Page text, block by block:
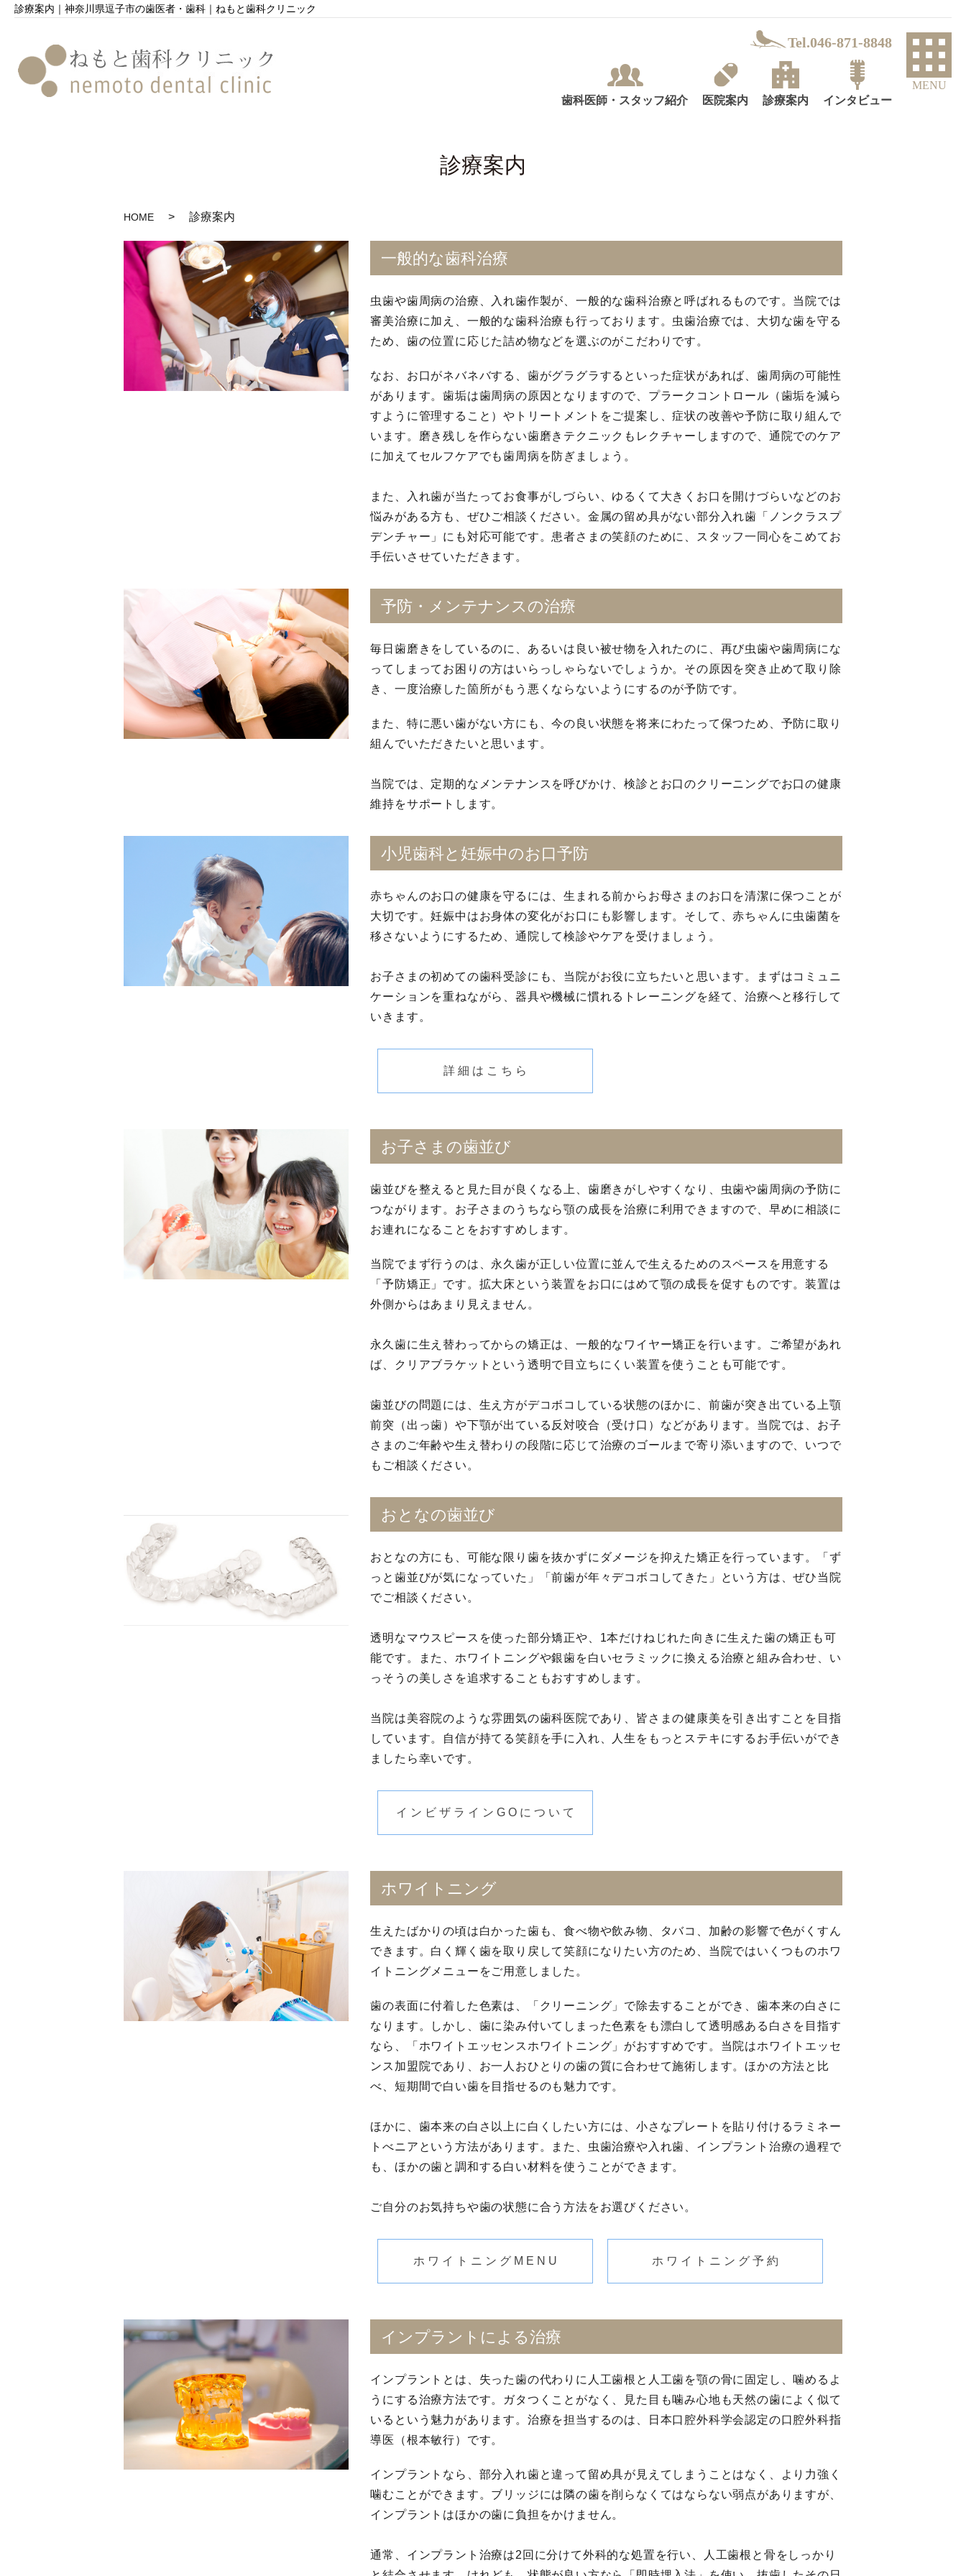
診療案内｜神奈川県逗子市の歯医者・歯科｜ねもと歯科クリニック
Tel.046-871-8848
歯科医師・スタッフ紹介 医院案内 診療案内 インタビュー
MENU
診療案内
HOME 診療案内
一般的な歯科治療
虫歯や歯周病の治療、入れ歯作製が、一般的な歯科治療と呼ばれるものです。当院では
審美治療に加え、一般的な歯科治療も行っております。虫歯治療では、大切な歯を守る
ため、歯の位置に応じた詰め物などを選ぶのがこだわりです。
なお、お口がネバネバする、歯がグラグラするといった症状があれば、歯周病の可能性
があります。歯垢は歯周病の原因となりますので、プラークコントロール（歯垢を減ら
すように管理すること）やトリートメントをご提案し、症状の改善や予防に取り組んで
います。磨き残しを作らない歯磨きテクニックもレクチャーしますので、通院でのケア
に加えてセルフケアでも歯周病を防ぎましょう。
また、入れ歯が当たってお食事がしづらい、ゆるくて大きくお口を開けづらいなどのお
悩みがある方も、ぜひご相談ください。金属の留め具がない部分入れ歯「ノンクラスプ
デンチャー」にも対応可能です。患者さまの笑顔のために、スタッフ一同心をこめてお
手伝いさせていただきます。
予防・メンテナンスの治療
毎日歯磨きをしているのに、あるいは良い被せ物を入れたのに、再び虫歯や歯周病にな
ってしまってお困りの方はいらっしゃらないでしょうか。その原因を突き止めて取り除
き、一度治療した箇所がもう悪くならないようにするのが予防です。
また、特に悪い歯がない方にも、今の良い状態を将来にわたって保つため、予防に取り
組んでいただきたいと思います。
当院では、定期的なメンテナンスを呼びかけ、検診とお口のクリーニングでお口の健康
維持をサポートします。
小児歯科と妊娠中のお口予防
赤ちゃんのお口の健康を守るには、生まれる前からお母さまのお口を清潔に保つことが
大切です。妊娠中はお身体の変化がお口にも影響します。そして、赤ちゃんに虫歯菌を
移さないようにするため、通院して検診やケアを受けましょう。
お子さまの初めての歯科受診にも、当院がお役に立ちたいと思います。まずはコミュニ
ケーションを重ねながら、器具や機械に慣れるトレーニングを経て、治療へと移行して
いきます。
詳細はこちら
お子さまの歯並び
歯並びを整えると見た目が良くなる上、歯磨きがしやすくなり、虫歯や歯周病の予防に
つながります。お子さまのうちなら顎の成長を治療に利用できますので、早めに相談に
お連れになることをおすすめします。
当院でまず行うのは、永久歯が正しい位置に並んで生えるためのスペースを用意する
「予防矯正」です。拡大床という装置をお口にはめて顎の成長を促すものです。装置は
外側からはあまり見えません。
永久歯に生え替わってからの矯正は、一般的なワイヤー矯正を行います。ご希望があれ
ば、クリアブラケットという透明で目立ちにくい装置を使うことも可能です。
歯並びの問題には、生え方がデコボコしている状態のほかに、前歯が突き出ている上顎
前突（出っ歯）や下顎が出ている反対咬合（受け口）などがあります。当院では、お子
さまのご年齢や生え替わりの段階に応じて治療のゴールまで寄り添いますので、いつで
もご相談ください。
おとなの歯並び
おとなの方にも、可能な限り歯を抜かずにダメージを抑えた矯正を行っています。「ず
っと歯並びが気になっていた」「前歯が年々デコボコしてきた」という方は、ぜひ当院
でご相談ください。
透明なマウスピースを使った部分矯正や、1本だけねじれた向きに生えた歯の矯正も可
能です。また、ホワイトニングや銀歯を白いセラミックに換える治療と組み合わせ、い
っそうの美しさを追求することもおすすめします。
当院は美容院のような雰囲気の歯科医院であり、皆さまの健康美を引き出すことを目指
しています。自信が持てる笑顔を手に入れ、人生をもっとステキにするお手伝いができ
ましたら幸いです。
インビザラインGOについて
ホワイトニング
生えたばかりの頃は白かった歯も、食べ物や飲み物、タバコ、加齢の影響で色がくすん
できます。白く輝く歯を取り戻して笑顔になりたい方のため、当院ではいくつものホワ
イトニングメニューをご用意しました。
歯の表面に付着した色素は、「クリーニング」で除去することができ、歯本来の白さに
なります。しかし、歯に染み付いてしまった色素をも漂白して透明感ある白さを目指す
なら、「ホワイトエッセンスホワイトニング」がおすすめです。当院はホワイトエッセ
ンス加盟院であり、お一人おひとりの歯の質に合わせて施術します。ほかの方法と比
べ、 短期間で白い歯を目指せるのも魅力です。
ほかに、歯本来の白さ以上に白くしたい方には、小さなプレートを貼り付けるラミネー
トべニアという方法があります。また、虫歯治療や入れ歯、インプラント治療の過程で
も、ほかの歯と調和する白い材料を使うことができます。
ご自分のお気持ちや歯の状態に合う方法をお選びください。
ホワイトニングMENU ホワイトニング予約
インプラントによる治療
インプラントとは、失った歯の代わりに人工歯根と人工歯を顎の骨に固定し、噛めるよ
うにする治療方法です。ガタつくことがなく、見た目も噛み心地も天然の歯によく似て
いるという魅力があります。治療を担当するのは、日本口腔外科学会認定の口腔外科指
導医（根本敏行）です。
インプラントなら、部分入れ歯と違って留め具が見えてしまうことはなく、より力強く
噛むことができます。ブリッジには隣の歯を削らなくてはならない弱点がありますが、
インプラントはほかの歯に負担をかけません。
通常、インプラント治療は2回に分けて外科的な処置を行い、人工歯根と骨をしっかり